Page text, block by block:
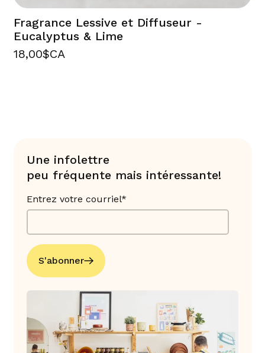
Fragrance Lessive et Diffuseur -
Eucalyptus & Lime
18,00$CA
Une infolettre
peu fréquente mais intéressante!
Entrez votre courriel*
S'abonner